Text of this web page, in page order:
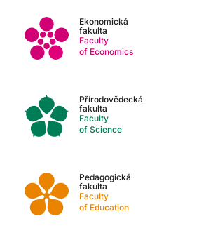
Ekonomická
fakulta
Faculty
of Economics
Přírodovědecká
fakulta
Faculty
of Science
Pedagogická
fakulta
Faculty
of Education